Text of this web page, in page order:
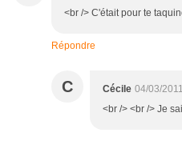
<br /> C'était pour te
Répondre
C Cécile 04/03/
<br /> <br /> Je